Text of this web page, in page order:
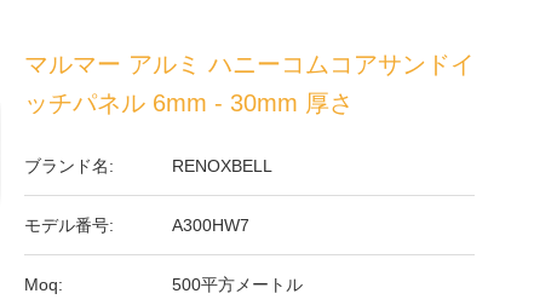
マルマー アルミ ハニーコムコアサンドイ
ッチパネル 6mm - 30mm 厚さ
ブランド名: RENOXBELL
モデル番号: A300HW7
Moq: 500平方メートル